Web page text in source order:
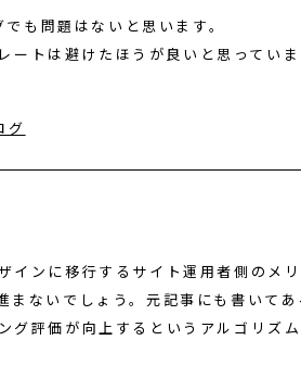
も問題はないと思います。
ートは避けたほうが良いと思ってい
グ
インに移行するサイト運用者側のメ
ないでしょう。元記事にも書いてあ
グ評価が向上するというアルゴリズ